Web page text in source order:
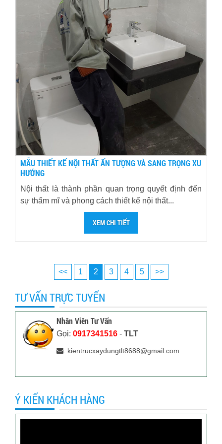
MẪU THIẾT KẾ NỘI THẤT ẤN TƯỢNG VÀ SANG TRỌNG XU
HƯỚNG
Nội thất là thành phần quan trọng quyết định đến
sự thẩm mĩ và phong cách thiết kế nội thất...
XEM CHI TIẾT
<< 1 2 3 4 5 >>
TƯ VẤN TRỰC TUYẾN
Nhân Viên Tư Vấn
Gọi:0917341516 -TLT
: kientrucxaydungtlt8688@gmail.com
Ý KIẾN KHÁCH HÀNG